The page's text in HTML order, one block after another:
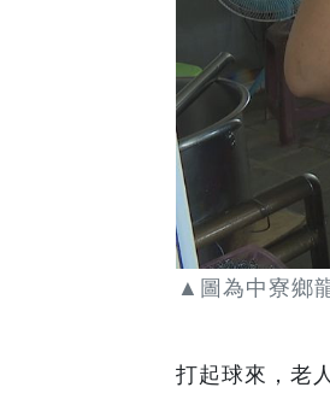
▲圖為中寮鄉
打起球來，老